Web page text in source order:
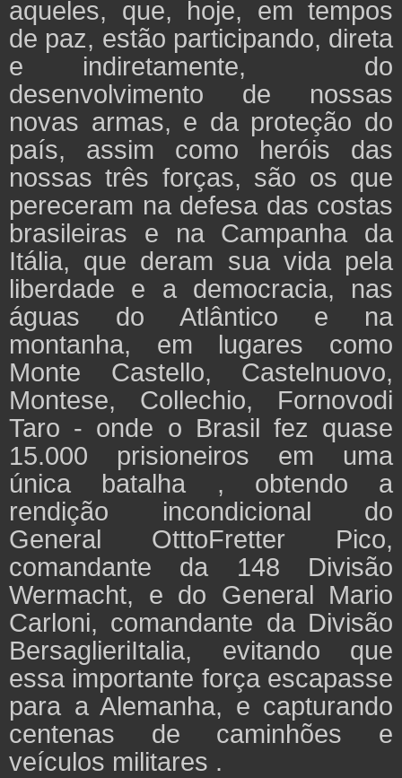
aqueles, que, hoje, em tempos
de paz, estão participando, direta
e indiretamente, do
desenvolvimento de nossas
novas armas, e da proteção do
país, assim como heróis das
nossas três forças, são os que
pereceram na defesa das costas
brasileiras e na Campanha da
Itália, que deram sua vida pela
liberdade e a democracia, nas
águas do Atlântico e na
montanha, em lugares como
Monte Castello, Castelnuovo,
Montese, Collechio, Fornovodi
Taro - onde o Brasil fez quase
15.000 prisioneiros em uma
única batalha , obtendo a
rendição incondicional do
General OtttoFretter Pico,
comandante da 148 Divisão
Wermacht, e do General Mario
Carloni, comandante da Divisão
BersaglieriItalia, evitando que
essa importante força escapasse
para a Alemanha, e capturando
centenas de caminhões e
veículos militares .